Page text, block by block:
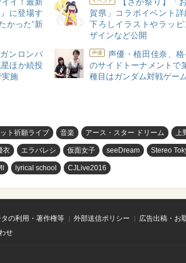
に登場す
かった”新
賀県」コラボイベント詳
下ろしイラストやラッ
ザインなど公開
ンロンパ
ほか続投
実施
声優
声優・植田佳奈、
のサイドトーナメントで
種目はガンダム対戦ゲー
ト祈願ライブ 音楽 アース・スター ドリーム 上
衣 エラバレシ 仮面女子 seeDream Stereo
lyrical school CJLive2016
の利用・著作権等 外部送信ポリシー
広告出稿・お
せ